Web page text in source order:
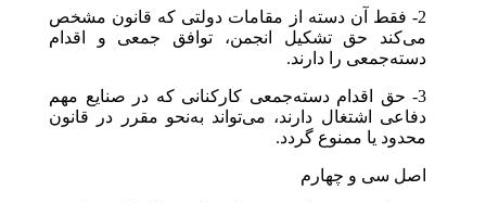
2- فقط آن دسته از مقامات دولتی که قانون مشخص
می‌کند حق تشکیل انجمن، توافق جمعی و اقدام
دسته‌جمعی را دارند.
3- حق اقدام دسته‌جمعی کارکنانی که در صنایع مهم
دفاعی اشتغال دارند، می‌تواند به‌نحو مقرر در قانون
محدود یا ممنوع گردد.
اصل سی و چهارم